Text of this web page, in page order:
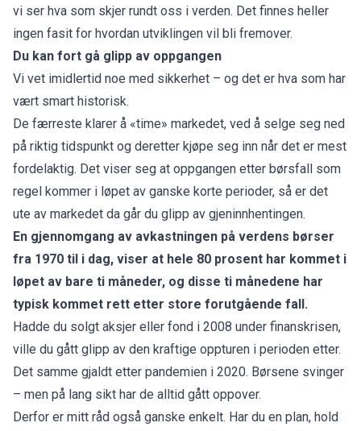
vi ser hva som skjer rundt oss i verden. Det finnes heller
ingen fasit for hvordan utviklingen vil bli fremover.
Du kan fort gå glipp av oppgangen
Vi vet imidlertid noe med sikkerhet – og det er hva som har
vært smart historisk.
De færreste klarer å «time» markedet, ved å selge seg ned
på riktig tidspunkt og deretter kjøpe seg inn når det er mest
fordelaktig. Det viser seg at oppgangen etter børsfall som
regel kommer i løpet av ganske korte perioder, så er det
ute av markedet da går du glipp av gjeninnhentingen.
En gjennomgang av avkastningen på verdens børser
fra 1970 til i dag, viser at hele 80 prosent har kommet i
løpet av bare ti måneder, og disse ti månedene har
typisk kommet rett etter store forutgående fall.
Hadde du solgt aksjer eller fond i 2008 under finanskrisen,
ville du gått glipp av den kraftige oppturen i perioden etter.
Det samme gjaldt etter pandemien i 2020. Børsene svinger
– men på lang sikt har de alltid gått oppover.
Derfor er mitt råd også ganske enkelt. Har du en plan, hold